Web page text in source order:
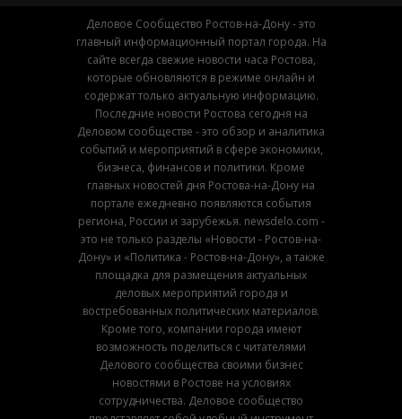
Деловое Сообщество Ростов-на-Дону - это
главный информационный портал города. На
сайте всегда свежие новости часа Ростова,
которые обновляются в режиме онлайн и
содержат только актуальную информацию.
Последние новости Ростова сегодня на
Деловом сообществе - это обзор и аналитика
событий и мероприятий в сфере экономики,
бизнеса, финансов и политики. Кроме
главных новостей дня Ростова-на-Дону на
портале ежедневно появляются события
региона, России и зарубежья. newsdelo.com -
это не только разделы «Новости - Ростов-на-
Дону» и «Политика - Ростов-на-Дону», а также
площадка для размещения актуальных
деловых мероприятий города и
востребованных политических материалов.
Кроме того, компании города имеют
возможность поделиться с читателями
Делового сообщества своими бизнес
новостями в Ростове на условиях
сотрудничества. Деловое сообщество